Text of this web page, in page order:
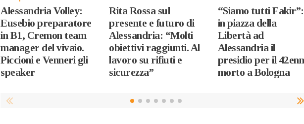
Alessandria Volley:
Eusebio preparatore
in B1, Cremon team
manager del vivaio.
Piccioni e Venneri gli
speaker
Rita Rossa sul
presente e futuro di
Alessandria: “Molti
obiettivi raggiunti. Al
lavoro su rifiuti e
sicurezza”
“Siamo tutti Fakir”:
in piazza della
Libertà ad
Alessandria il
presidio per il
morto a Bologna